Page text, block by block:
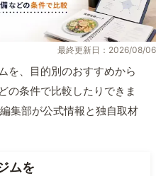
最終更新日：2026/08/06
を、目的別のおすすめから
の条件で比較したりできま
集部が公式情報と独自取材
ムを